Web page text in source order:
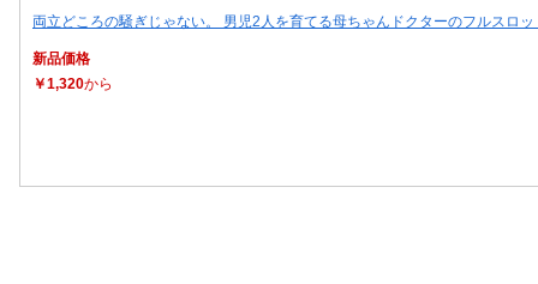
両立どころの騒ぎじゃない。 男児2人を育てる母ちゃんドクターのフルスロ
新品価格
￥1,320から